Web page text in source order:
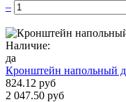
–
Наличие:
да
Кронштейн напольный
824.12 руб
2 047.50 руб